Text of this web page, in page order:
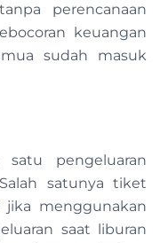
perencanaan
keuangan
sudah masuk
pengeluaran
satunya tiket
jika menggunakan
saat liburan